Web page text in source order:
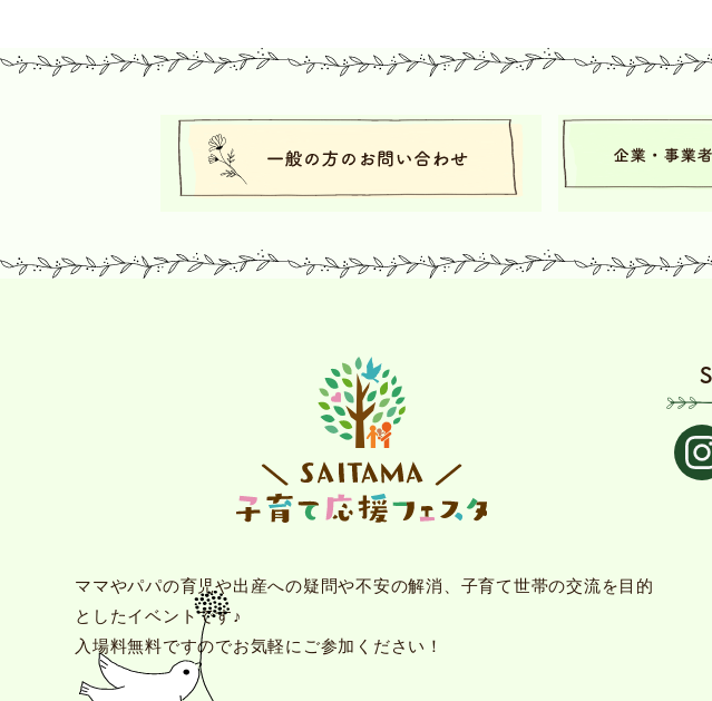
ママやパパの育児や出産への疑問や不安の解消、子育て世帯の交流を目的
としたイベントです♪
入場料無料ですのでお気軽にご参加ください！